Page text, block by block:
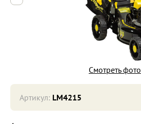
Смотреть фото
Артикул: LM4215